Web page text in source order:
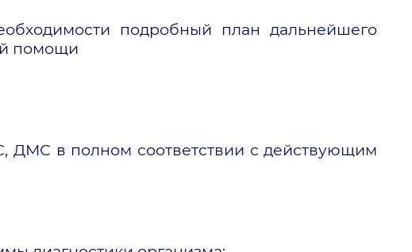
подробный план дальнейшего
помощи
ДМС в полном соответствии с действующим